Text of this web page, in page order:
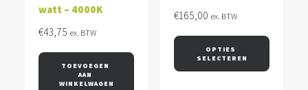
watt – 4000K
€43,75 ex. BTW
TOEVOEGEN
AAN
WINKELWAGEN
€165,00 ex. BTW
OPTIES
SELECTEREN